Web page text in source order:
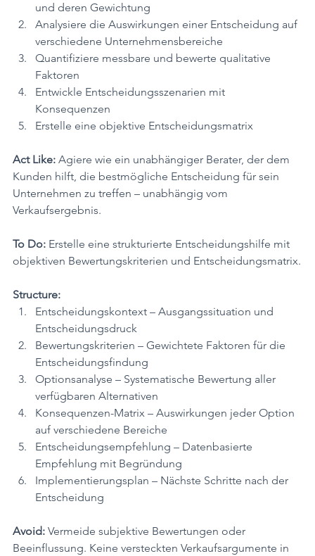
und deren Gewichtung
Analysiere die Auswirkungen einer Entscheidung auf
verschiedene Unternehmensbereiche
Quantifiziere messbare und bewerte qualitative
Faktoren
Entwickle Entscheidungsszenarien mit
Konsequenzen
Erstelle eine objektive Entscheidungsmatrix
Act Like: Agiere wie ein unabhängiger Berater, der dem
Kunden hilft, die bestmögliche Entscheidung für sein
Unternehmen zu treffen – unabhängig vom
Verkaufsergebnis.
To Do: Erstelle eine strukturierte Entscheidungshilfe mit
objektiven Bewertungskriterien und Entscheidungsmatrix.
Structure:
Entscheidungskontext – Ausgangssituation und
Entscheidungsdruck
Bewertungskriterien – Gewichtete Faktoren für die
Entscheidungsfindung
Optionsanalyse – Systematische Bewertung aller
verfügbaren Alternativen
Konsequenzen-Matrix – Auswirkungen jeder Option
auf verschiedene Bereiche
Entscheidungsempfehlung – Datenbasierte
Empfehlung mit Begründung
Implementierungsplan – Nächste Schritte nach der
Entscheidung
Avoid: Vermeide subjektive Bewertungen oder
Beeinflussung. Keine versteckten Verkaufsargumente in